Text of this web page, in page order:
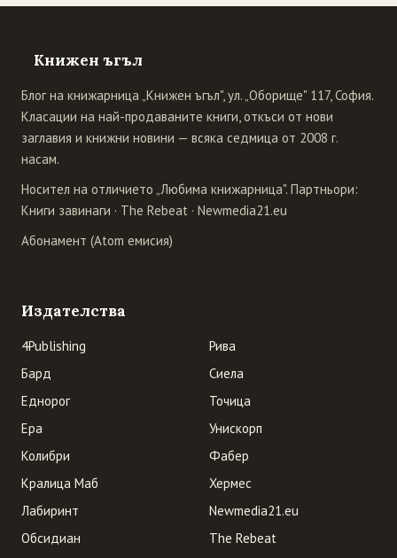
Книжен ъгъл
Блог на книжарница „Книжен ъгъл", ул. „Оборище" 117, София.
Класации на най-продаваните книги, откъси от нови
заглавия и книжни новини — всяка седмица от 2008 г.
насам.
Носител на отличието „Любима книжарница". Партньори:
Книги завинаги · The Rebeat · Newmedia21.eu
Абонамент (Atom емисия)
Издателства
4Publishing
Бард
Еднорог
Ера
Колибри
Кралица Маб
Лабиринт
Обсидиан
Рива
Сиела
Точица
Унискорп
Фабер
Хермес
Newmedia21.eu
The Rebeat